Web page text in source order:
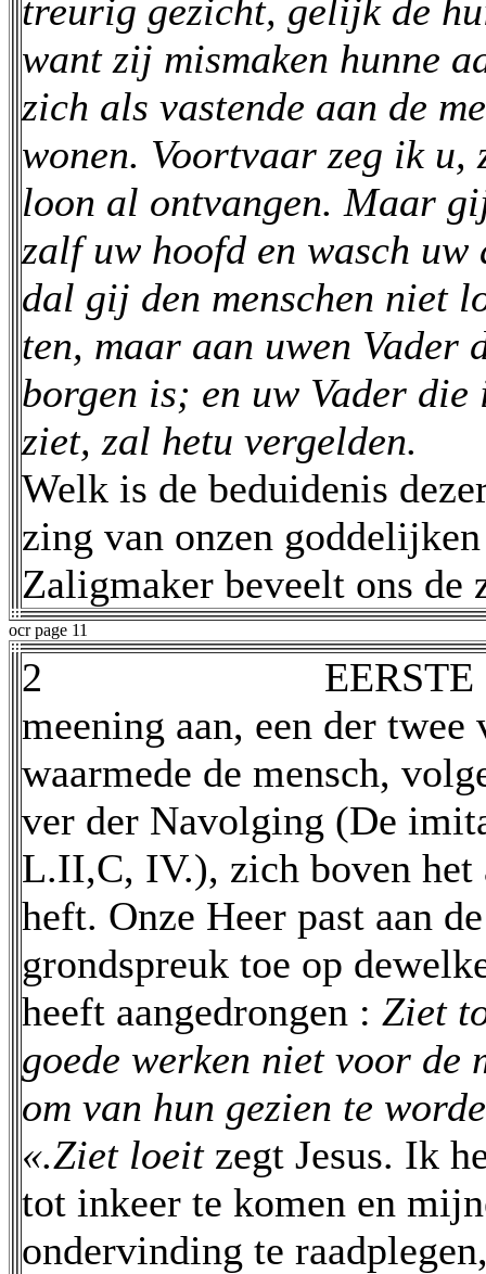
treurig gezicht, gelijk de
want zij mismaken hunne
zich als vastende aan de
wonen. Voortvaar zeg ik u,
loon al ontvangen. Maar
zalf uw hoofd en wasch uw
dal gij den menschen niet
ten, maar aan uwen Vader
borgen is; en uw Vader
ziet, zal hetu vergelden.
Welk is de beduidenis
zing van onzen
Zaligmaker beveelt ons de
ocr page 11
2
meening aan, een der twee
waarmede de mensch,
ver der Navolging (De
L.II,C, IV.), zich boven het
heft. Onze Heer past aan
grondspreuk toe op
heeft aangedrongen : Ziet
goede werken niet voor de
om van hun gezien te
«.Ziet loeit zegt Jesus. Ik
tot inkeer te komen en
ondervinding te